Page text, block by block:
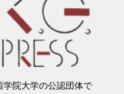
学院大学の公認団体で